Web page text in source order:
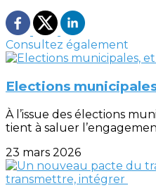
Consultez également
Elections
À l’issue des élections
tient à saluer
23 mars 2026